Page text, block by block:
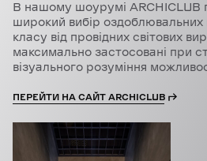
В нашому шоурумі ARCHICLUB
широкий вибір оздоблювальних
класу від провідних світових
максимально застосовані при
візуального розуміння
ПЕРЕЙТИ НА САЙТ ARCHICLUB